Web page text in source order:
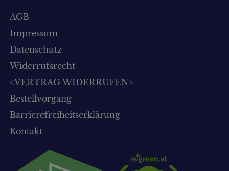
AGB
Impressum
Datenschutz
Widerrufsrecht
<VERTRAG WIDERRUFEN>
Bestellvorgang
Barrierefreiheitserklärung
Kontakt